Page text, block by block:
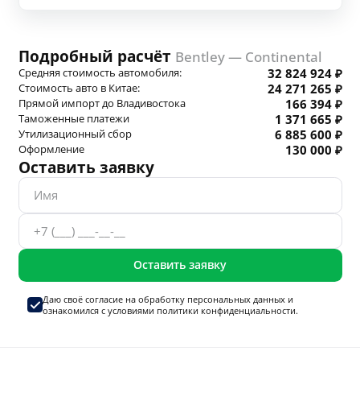
Подробный расчёт Bentley — Continental
Средняя стоимость автомобиля: 32 824 924 ₽
Стоимость авто в Китае: 24 271 265 ₽
Прямой импорт до Владивостока 166 394 ₽
Таможенные платежи 1 371 665 ₽
Утилизационный сбор 6 885 600 ₽
Оформление 130 000 ₽
Оставить заявку
Оставить заявку
Даю своё согласие на обработку персональных данныхи
ознакомился с условиями политики конфиденциальности.